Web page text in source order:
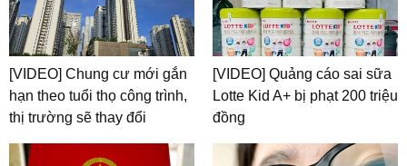
[VIDEO] Chung cư mới gắn
hạn theo tuổi thọ công trình,
thị trường sẽ thay đổi
[VIDEO] Quảng cáo sai sữa
Lotte Kid A+ bị phạt 200 triệu
đồng